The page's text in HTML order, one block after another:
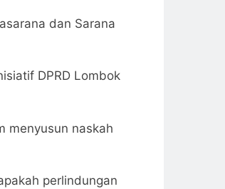
dan Sarana
DPRD Lombok
menyusun naskah
perlindungan